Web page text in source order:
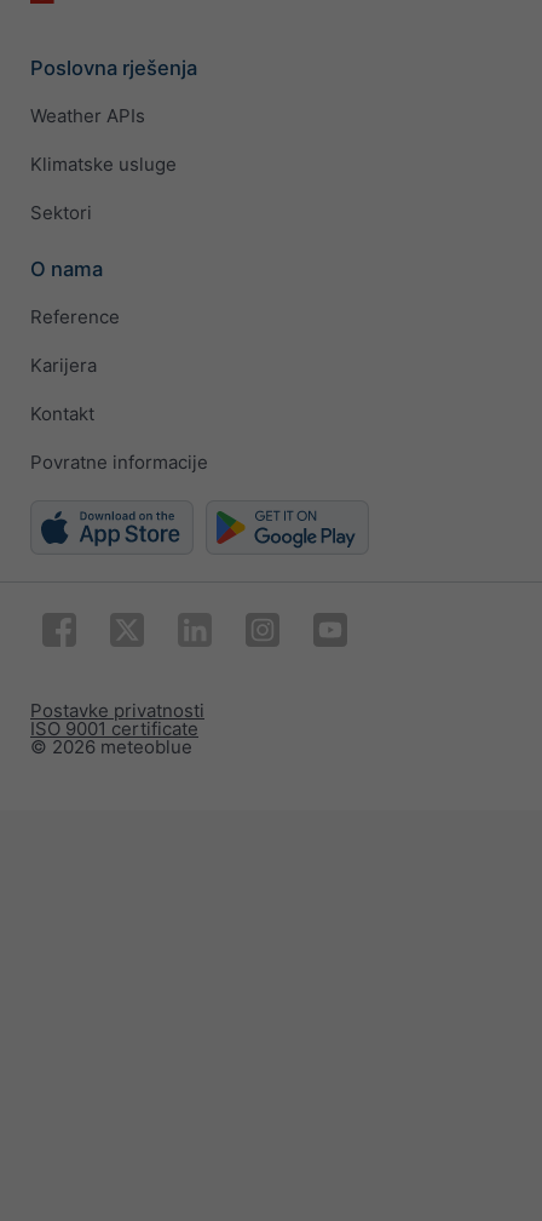
Poslovna rješenja
Weather APIs
Klimatske usluge
Sektori
O nama
Reference
Karijera
Kontakt
Povratne informacije
© 2026 meteoblue
ISO 9001 certificate
Postavke privatnosti